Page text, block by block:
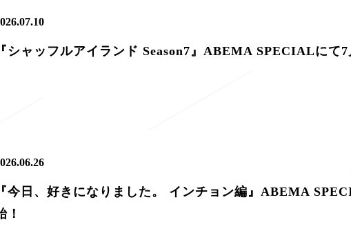
シャッフルアイランド Season7』ABEMA SPECIALにて7
今日、好きになりました。 インチョン編』ABEMA
！